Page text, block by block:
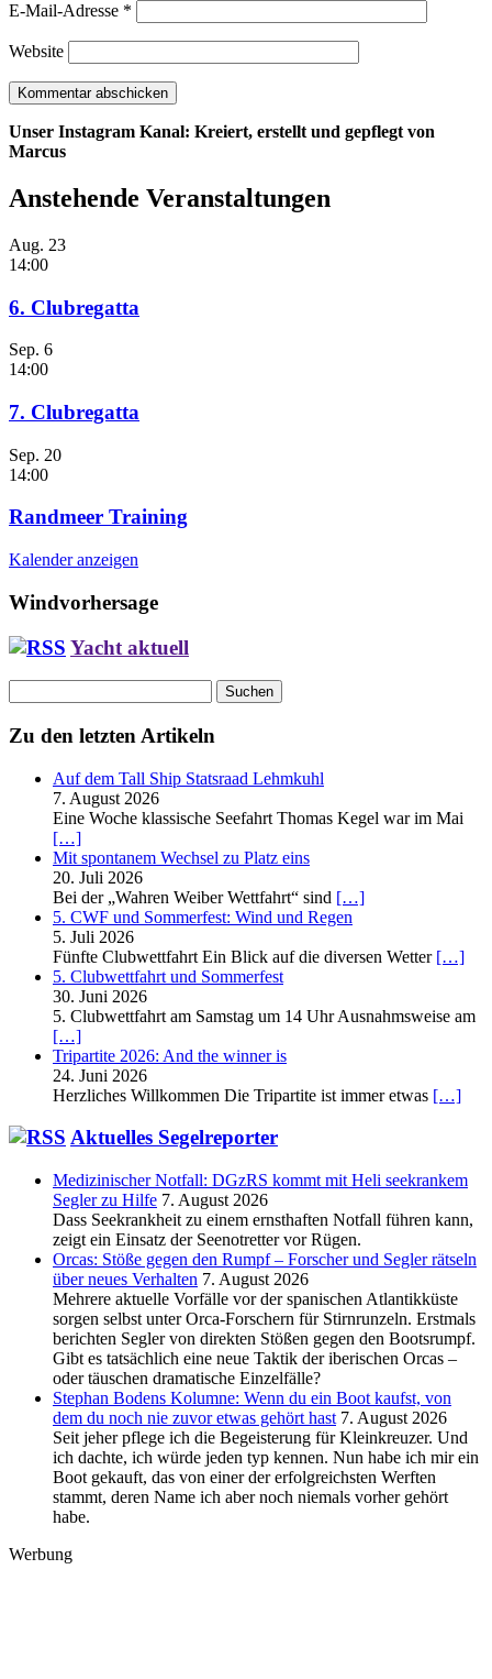
E-Mail-Adresse *
Website
Unser Instagram Kanal: Kreiert, erstellt und gepflegt von
Marcus
Anstehende Veranstaltungen
Aug. 23
14:00
6. Clubregatta
Sep. 6
14:00
7. Clubregatta
Sep. 20
14:00
Randmeer Training
Kalender anzeigen
Windvorhersage
Yacht aktuell
nach:
Zu den letzten Artikeln
Auf dem Tall Ship Statsraad Lehmkuhl
7. August 2026
Eine Woche klassische Seefahrt Thomas Kegel war im Mai
[…]
Mit spontanem Wechsel zu Platz eins
20. Juli 2026
Bei der „Wahren Weiber Wettfahrt“ sind […]
5. CWF und Sommerfest: Wind und Regen
5. Juli 2026
Fünfte Clubwettfahrt Ein Blick auf die diversen Wetter […]
5. Clubwettfahrt und Sommerfest
30. Juni 2026
5. Clubwettfahrt am Samstag um 14 Uhr Ausnahmsweise am
[…]
Tripartite 2026: And the winner is
24. Juni 2026
Herzliches Willkommen Die Tripartite ist immer etwas […]
Aktuelles Segelreporter
Medizinischer Notfall: DGzRS kommt mit Heli seekrankem
Segler zu Hilfe 7. August 2026
Dass Seekrankheit zu einem ernsthaften Notfall führen kann,
zeigt ein Einsatz der Seenotretter vor Rügen.
Orcas: Stöße gegen den Rumpf – Forscher und Segler rätseln
über neues Verhalten 7. August 2026
Mehrere aktuelle Vorfälle vor der spanischen Atlantikküste
sorgen selbst unter Orca-Forschern für Stirnrunzeln. Erstmals
berichten Segler von direkten Stößen gegen den Bootsrumpf.
Gibt es tatsächlich eine neue Taktik der iberischen Orcas –
oder täuschen dramatische Einzelfälle?
Stephan Bodens Kolumne: Wenn du ein Boot kaufst, von
dem du noch nie zuvor etwas gehört hast 7. August 2026
Seit jeher pflege ich die Begeisterung für Kleinkreuzer. Und
ich dachte, ich würde jeden typ kennen. Nun habe ich mir ein
Boot gekauft, das von einer der erfolgreichsten Werften
stammt, deren Name ich aber noch niemals vorher gehört
habe.
Werbung